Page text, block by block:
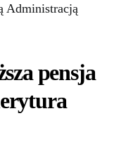
Administracją
pensja